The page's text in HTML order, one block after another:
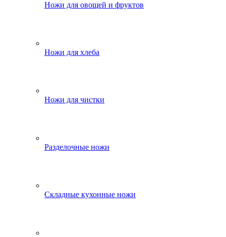
Ножи для овощей и фруктов
Ножи для хлеба
Ножи для чистки
Разделочные ножи
Складные кухонные ножи